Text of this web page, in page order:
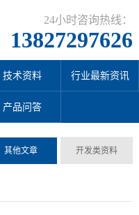
24小时咨询热线：
13827297626
技术资料 行业最新资讯
产品问答
其他文章 开发类资料